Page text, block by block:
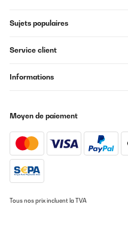
Sujets populaires
Service client
Informations
Moyen de paiement
Tous nos prix incluent la TVA